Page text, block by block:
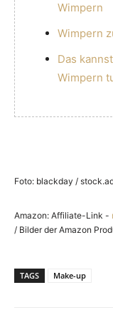
Wimpern
Wimpern
Das
Wimpern
Foto: blackday /
Amazon: Affiliate-Link -
/ Bilder der Amazon
TAGS Make-up